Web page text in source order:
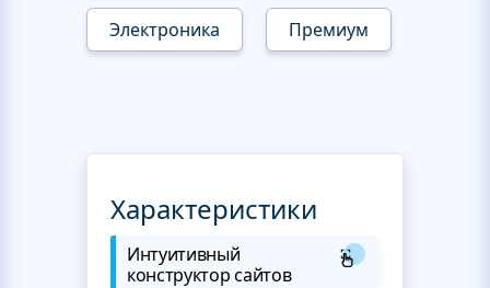
Электроника Премиум
Характеристики
Интуитивный
конструктор сайтов